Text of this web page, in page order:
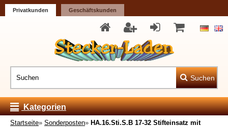
Privatkunden Geschäftskunden
Suchen
Kategorien
Startseite» Sonderposten» HA.16.Sti.S.B 17-32 Stifteinsatz mit